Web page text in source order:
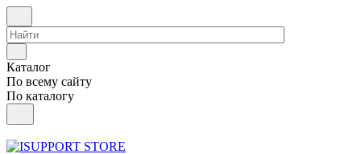
Каталог
По всему сайту
По каталогу